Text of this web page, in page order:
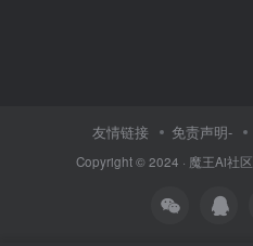
友情链接 免责声明-
Copyright © 2024 · 魔王Ai社区